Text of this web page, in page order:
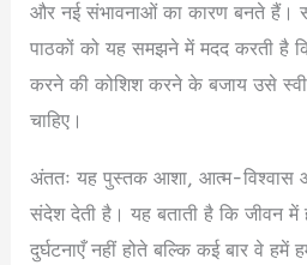
और नई संभावनाओं का कारण बनते हैं।
पाठकों को यह समझने में मदद करती है
करने की कोशिश करने के बजाय उसे
चाहिए।
अंततः यह पुस्तक आशा, आत्म-विश्वास
संदेश देती है। यह बताती है कि जीवन
दुर्घटनाएँ नहीं होते बल्कि कई बार वे हमें